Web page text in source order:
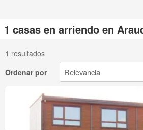
1 casas en arriendo en
1 resultados
Ordenar por